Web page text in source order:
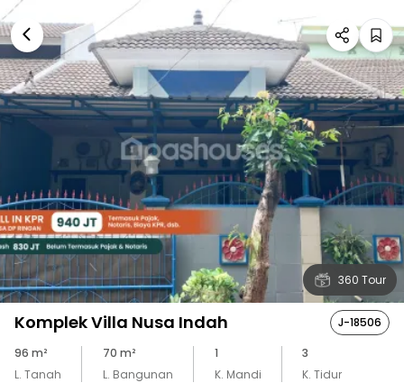
360 Tour
Komplek Villa Nusa Indah
J-18506
96 m²
L. Tanah
70 m²
L. Bangunan
1
K. Mandi
3
K. Tidur